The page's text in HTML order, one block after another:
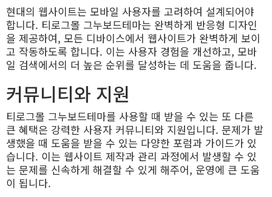
현대의 웹사이트는 모바일 사용자를 고려하여 설계되어야
합니다. 티로그몰 그누보드테마는 완벽하게 반응형 디자인
을 제공하여, 모든 디바이스에서 웹사이트가 완벽하게 보이
고 작동하도록 합니다. 이는 사용자 경험을 개선하고, 모바
일 검색에서의 더 높은 순위를 달성하는 데 도움을 줍니다.
커뮤니티와 지원
티로그몰 그누보드테마를 사용할 때 받을 수 있는 또 다른
큰 혜택은 강력한 사용자 커뮤니티와 지원입니다. 문제가 발
생했을 때 도움을 받을 수 있는 다양한 포럼과 가이드가 있
습니다. 이는 웹사이트 제작과 관리 과정에서 발생할 수 있
는 문제를 신속하게 해결할 수 있게 해주어, 운영에 큰 도움
이 됩니다. ​